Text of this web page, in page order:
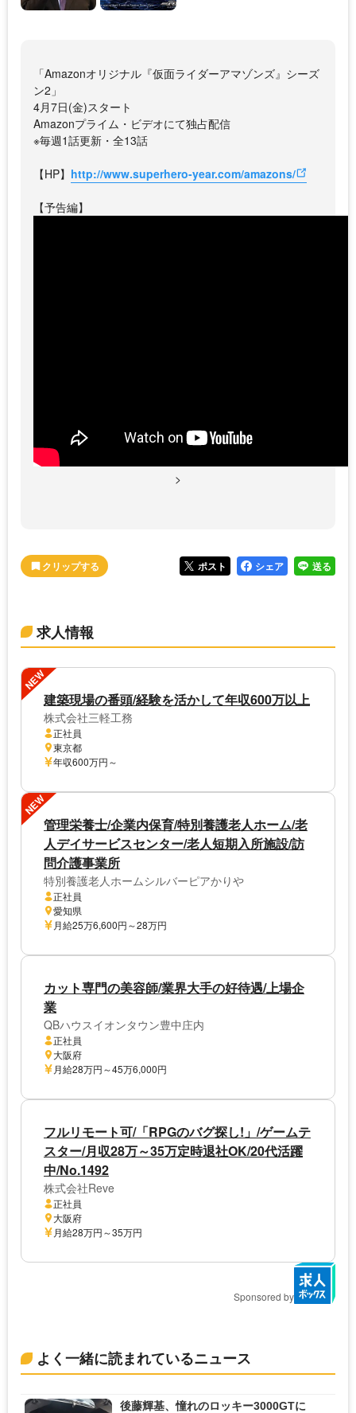
「Amazonオリジナル『仮面ライダーアマゾンズ』シーズ
ン2」
4月7日(金)スタート
Amazonプライム・ビデオにて独占配信
※毎週1話更新・全13話
【HP】 http://www.superhero-year.com/amazons/
【予告編】
>
ポスト シェア 送る
求人情報
NEW
建築現場の番頭/経験を活かして年収600万以上
株式会社三軽工務
正社員
東京都
年収600万円～
NEW
管理栄養士/企業内保育/特別養護老人ホーム/老
人デイサービスセンター/老人短期入所施設/訪
問介護事業所
特別養護老人ホームシルバーピアかりや
正社員
愛知県
月給25万6,600円～28万円
カット専門の美容師/業界大手の好待遇/上場企
業
QBハウスイオンタウン豊中庄内
正社員
大阪府
月給28万円～45万6,000円
フルリモート可/「RPGのバグ探し!」/ゲームテ
スター/月収28万～35万定時退社OK/20代活躍
中/No.1492
株式会社Reve
正社員
大阪府
月給28万円～35万円
Sponsored by
よく一緒に読まれているニュース
後藤輝基、憧れのロッキー3000GTに